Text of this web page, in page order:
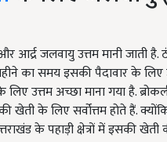
आर्द्र जलवायु उत्तम मानी जाती
का समय इसकी पैदावार के लिए
उत्तम अच्छा माना गया है.
की खेती के लिए सर्वोत्तम होते हैं.
के पहाड़ी क्षेत्रों में इसकी खेती